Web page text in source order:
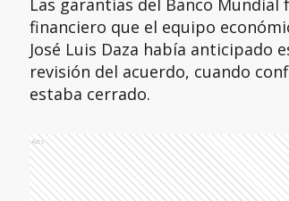
Las garantías del Banco
financiero que el equipo
José Luis Daza había anticipado
revisión del acuerdo, cuando
estaba cerrado.
Ads